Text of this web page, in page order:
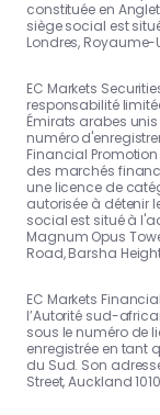
constituée en
siège social est
Londres, Royaume-
EC Markets
responsabilité
Émirats arabes unis
numéro
Financial Promotion
des marchés
une licence de
autorisée à détenir
social est situé à
Magnum Opus
Road, Barsha
EC Markets
l’Autorité sud-
sous le numéro de
enregistrée en tant
du Sud. Son
Street, Auckland